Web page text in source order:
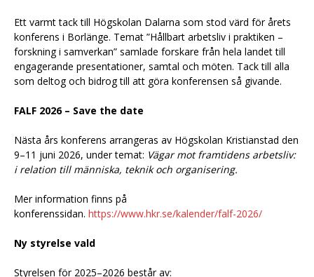
Ett varmt tack till Högskolan Dalarna som stod värd för årets
konferens i Borlänge. Temat ”Hållbart arbetsliv i praktiken –
forskning i samverkan” samlade forskare från hela landet till
engagerande presentationer, samtal och möten. Tack till alla
som deltog och bidrog till att göra konferensen så givande.
FALF 2026 – Save the date
Nästa års konferens arrangeras av Högskolan Kristianstad den
9–11 juni 2026, under temat: Vägar mot framtidens arbetsliv:
i relation till människa, teknik och organisering.
Mer information finns på
konferenssidan. https://www.hkr.se/kalender/falf-2026/
Ny styrelse vald
Styrelsen för 2025–2026 består av: